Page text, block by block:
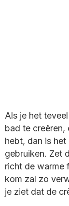
Als je het
bad te creëren,
hebt, dan is
gebruiken. Zet
richt de warme
kom zal zo
je ziet dat de